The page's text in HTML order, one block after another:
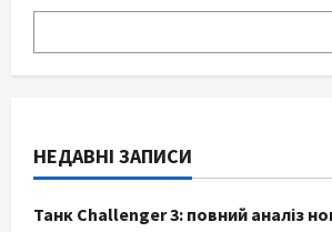
НЕДАВНІ ЗАПИСИ
Танк Challenger 3: повний аналіз